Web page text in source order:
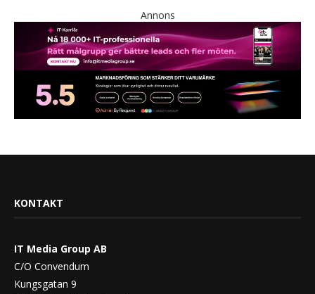
Annons
KONTAKT
IT Media Group AB
C/O Convendum
Kungsgatan 9